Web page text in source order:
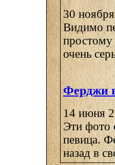
30
Видимо
простому
очень
Ферджи
14 июня
Эти фото
певица.
назад в